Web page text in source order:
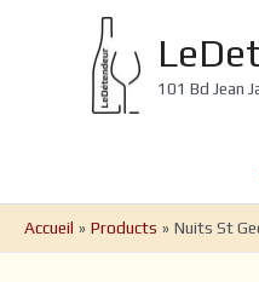
101 Bd Jean
Accueil Products Nuits St